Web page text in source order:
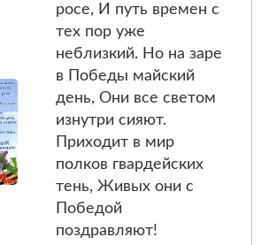
росе, И путь времен с
тех пор уже
неблизкий. Но на заре
в Победы майский
день, Они все светом
изнутри сияют.
Приходит в мир
полков гвардейских
тень, Живых они с
Победой
поздравляют!